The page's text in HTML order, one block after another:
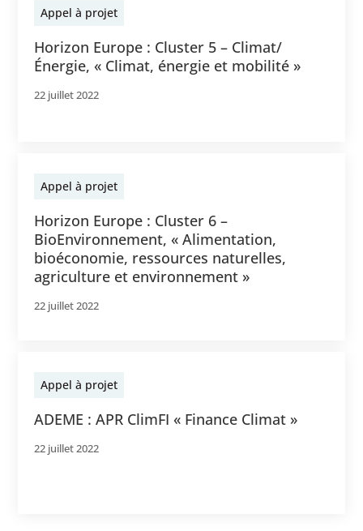
Appel à projet
Horizon Europe : Cluster 5 – Climat/
Énergie, « Climat, énergie et mobilité »
22 juillet 2022
Appel à projet
Horizon Europe : Cluster 6 –
BioEnvironnement, « Alimentation,
bioéconomie, ressources naturelles,
agriculture et environnement »
22 juillet 2022
Appel à projet
ADEME : APR ClimFI « Finance Climat »
22 juillet 2022